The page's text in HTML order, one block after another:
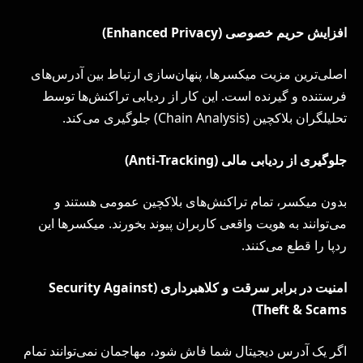
افزایش حریم خصوصی (Enhanced Privacy
)
اصلی‌ترین مزیت میکسرها، پنهان‌سازی ارتباط بین آدرس‌های
فرستنده و گیرنده است. این کار از ردیابی تراکنش‌ها توسط
تحلیلگران بلاکچین (Chain Analysis) جلوگیری می‌کند.
جلوگیری از ردیابی مالی (Anti-Tracking
)
بدون میکسر، تمام تراکنش‌های بلاکچین عمومی هستند و
می‌توانند به هویت واقعی کاربران پیوند بخورند. میکسرها این
ردپا را قطع می‌کنند.
امنیت در برابر سرقت و کلاهبرداری (Security Against
Theft & Scams
)
اگر یک آدرس دیجیتال شما فاش شود، مهاجمان نمی‌توانند تمام